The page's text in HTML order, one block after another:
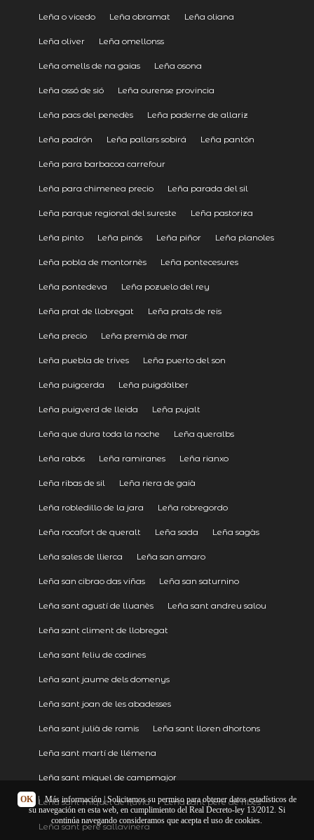
Leña o vicedo Leña obramat Leña oliana
Leña oliver Leña omellonss
Leña omells de na gaias Leña osona
Leña ossó de sió Leña ourense provincia
Leña pacs del penedès Leña paderne de allariz
Leña padrón Leña pallars sobirá Leña pantón
Leña para barbacoa carrefour
Leña para chimenea precio Leña parada del sil
Leña parque regional del sureste Leña pastoriza
Leña pinto Leña pinós Leña piñor Leña planoles
Leña pobla de montornès Leña pontecesures
Leña pontedeva Leña pozuelo del rey
Leña prat de llobregat Leña prats de reis
Leña precio Leña premià de mar
Leña puebla de trives Leña puerto del son
Leña puigcerda Leña puigdàlber
Leña puigverd de lleida Leña pujalt
Leña que dura toda la noche Leña queralbs
Leña rabós Leña ramiranes Leña rianxo
Leña ribas de sil Leña riera de gaià
Leña robledillo de la jara Leña robregordo
Leña rocafort de queralt Leña sada Leña sagàs
Leña sales de llierca Leña san amaro
Leña san cibrao das viñas Leña san saturnino
Leña sant agustí de lluanès Leña sant andreu salou
Leña sant climent de llobregat
Leña sant feliu de codines
Leña sant jaume dels domenys
Leña sant joan de les abadesses
Leña sant julià de ramis Leña sant lloren dhortons
Leña sant martí de llémena
Leña sant miquel de campmajor
Leña sant miquel de fluvià Leña sant pere de ribes
Leña sant pere sallavinera
OK | Más información| Solicitamos su permiso para obtener datos estadísticos de
su navegación en esta web, en cumplimiento del Real Decreto-ley 13/2012. Si
continúa navegando consideramos que acepta el uso de cookies.